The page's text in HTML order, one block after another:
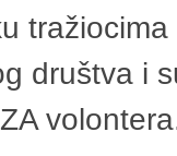
društva i